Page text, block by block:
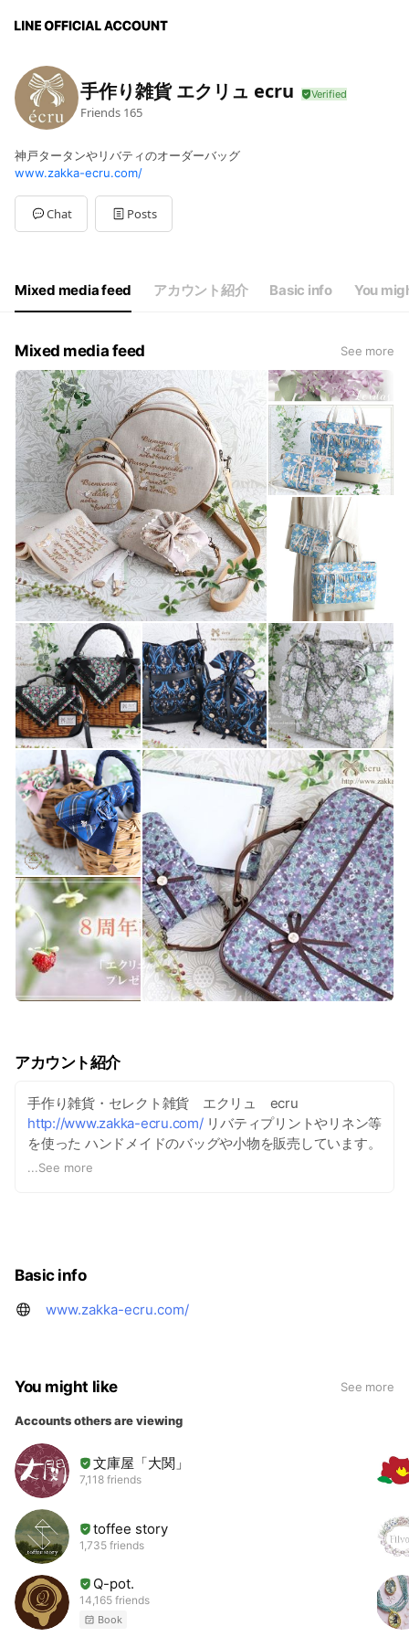
手作り雑貨 エクリュ ecru
Friends 165
神戸タータンやリバティのオーダーバッグ
www.zakka-ecru.com/
Chat Posts
Mixed media feed アカウント紹介 Basic info You
Mixed media feed See more
アカウント紹介
手作り雑貨・セレクト雑貨 エクリュ ecru
http://www.zakka-ecru.com/リバティプリントやリネン等
を使った ハンドメイドのバッグや小物を販売しています。
お洒落なセレクト雑貨も取り扱っています。 手作りアイテ
...See more
Basic info
www.zakka-ecru.com/
You might like See more
Accounts others are viewing
文庫屋「大関」
7,118 friends
toffee story
1,735 friends
Q-pot.
14,165 friends
Book